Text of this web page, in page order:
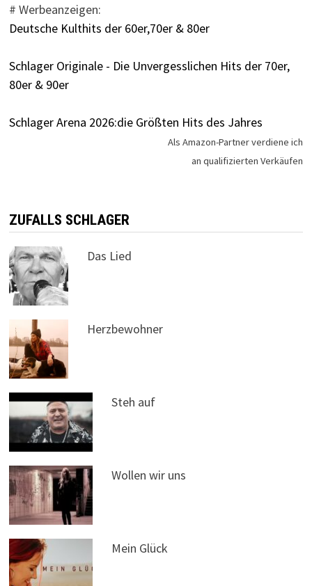
# Werbeanzeigen:
Deutsche Kulthits der 60er,70er & 80er
Schlager Originale - Die Unvergesslichen Hits der 70er,
80er & 90er
Schlager Arena 2026:die Größten Hits des Jahres
Als Amazon-Partner verdiene ich
an qualifizierten Verkäufen
ZUFALLS SCHLAGER
Das Lied
Herzbewohner
Steh auf
Wollen wir uns
Mein Glück